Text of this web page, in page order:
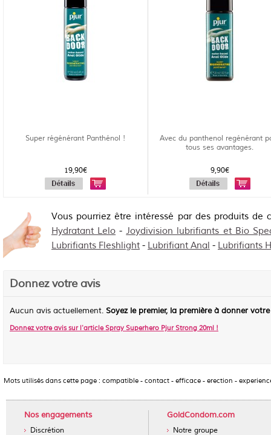
Super régénérant Panthénol !
19,90€
Avec du panthenol regénérant
tous ses avantages.
9,90€
Vous pourriez être intéressé par des produits
Hydratant Lelo -Joydivision lubrifiants et Bio
Lubrifiants Fleshlight - Lubrifiant Anal - Lubrifiants
Donnez votre avis
Aucun avis actuellement. Soyez le premier, la première à donner
Donnez votre avis sur l'articleSpray Superhero Pjur Strong 20ml !
Mots utilisés dans cette page : compatible - contact - efficace - erection -
Nos engagements
Discrétion
GoldCondom.com
Notre groupe